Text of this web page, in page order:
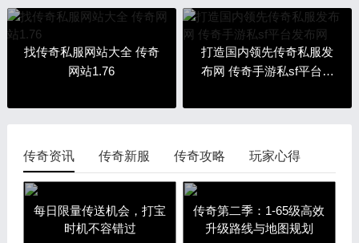
找传奇私服网站大全 传奇
网站1.76
打造国内领先传奇私服发
布网 传奇手游私sf平台发
传奇资讯 传奇新服 传奇攻略 玩家心得
每日限量传送机会，打宝
时机不容错过
传奇第二季：1-65级高效
升级路线与地图规划